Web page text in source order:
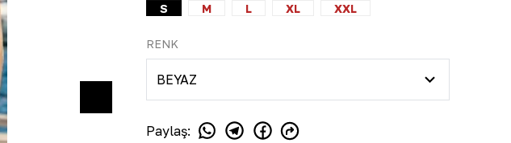
S
M L XL XXL
RENK
Paylaş: